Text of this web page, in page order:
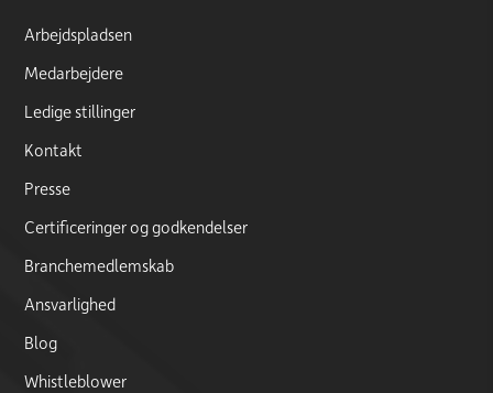
Arbejdspladsen
Medarbejdere
Ledige stillinger
Kontakt
Presse
Certificeringer og godkendelser
Branchemedlemskab
Ansvarlighed
Blog
Whistleblower